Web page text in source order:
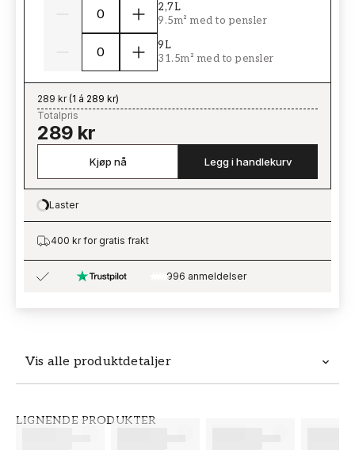
Vis alle produktdetaljer
LIGNENDE PRODUKTER
2,7L
9.5m² med to pensler
9L
31.5m² med to pensler
289 kr(1 á 289 kr)
Totalpris
289 kr
Kjøp nå Legg i handlekurv
Loading…
Laster
400 kr for gratis frakt
996 anmeldelser